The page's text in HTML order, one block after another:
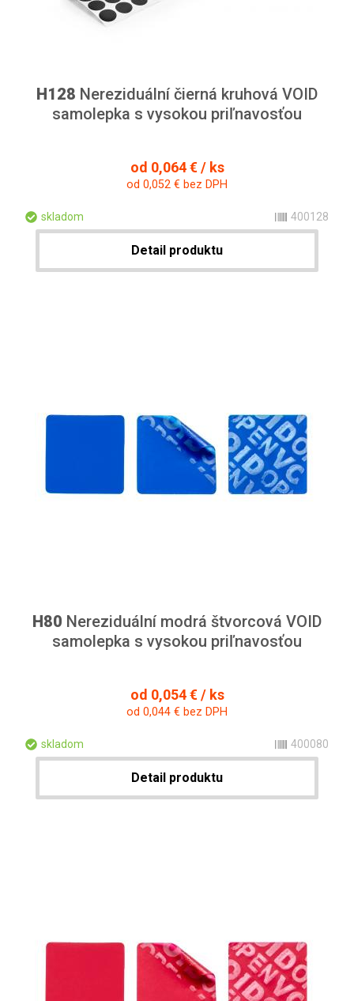
H128 Nereziduální čierná kruhová VOID
samolepka s vysokou priľnavosťou
od 0,064 € / ks
od 0,052 € bez DPH
skladom 400128
Detail produktu
H80 Nereziduální modrá štvorcová VOID
samolepka s vysokou priľnavosťou
od 0,054 € / ks
od 0,044 € bez DPH
skladom 400080
Detail produktu